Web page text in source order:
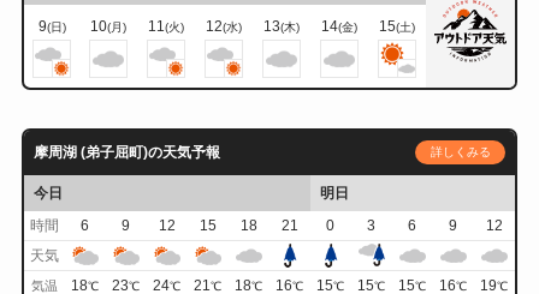
9(日) 10(月) 11(火) 12(水) 13(木) 14(金) 15(土)
摩周湖 (弟子屈町)の天気予報 詳しくみる
今日
明日
時間
6 9 12 15 18 21 0 3 6 9
12
天気
気温 18℃ 23℃ 24℃ 21℃ 18℃ 16℃ 15℃ 15℃ 15℃ 16℃ 19℃